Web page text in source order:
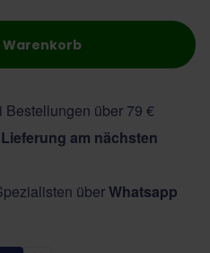
Warenkorb
Bestellungen über 79 €
Lieferung am nächsten
überWhatsapp